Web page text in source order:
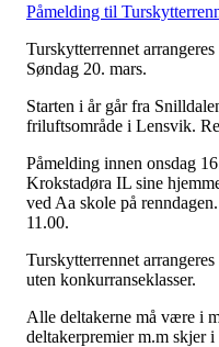
Påmelding til
Turskytterrennet
Søndag 20. mars.
Starten i år går fra
friluftsområde i Lensvik.
Påmelding innen onsdag
Krokstadøra IL sine
ved Aa skole på
11.00.
Turskytterrennet
uten konkurranseklasser.
Alle deltakerne må være i
deltakerpremier m.m skjer